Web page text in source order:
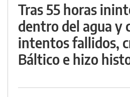
Tras 55 horas
dentro del agua y
intentos fallidos,
Báltico e hizo